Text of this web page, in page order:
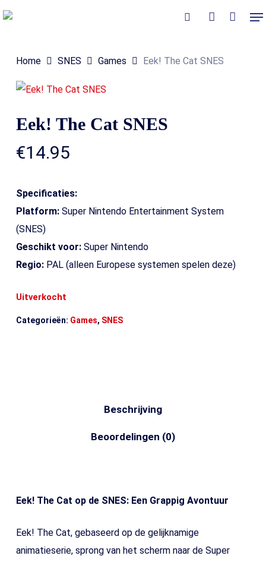
Skip
content
Home SNES Games Eek! The Cat SNES
Eek! The Cat SNES
€14.95
Specificaties:
Platform:Super Nintendo Entertainment System
(SNES)
Geschikt voor:Super Nintendo
Regio:PAL (alleen Europese systemen spelen deze)
Uitverkocht
Categorieën: Games, SNES
Beschrijving
Beoordelingen (0)
Eek! The Cat op de SNES: Een Grappig Avontuur
Eek! The Cat, gebaseerd op de gelijknamige
animatieserie, sprong van het scherm naar de Super